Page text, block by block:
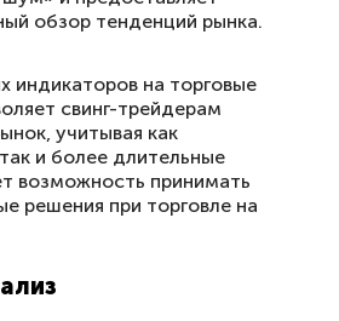
обзор тенденций рынка.
индикаторов на торговые
свинг-трейдерам
учитывая как
и более длительные
возможность принимать
решения при торговле на